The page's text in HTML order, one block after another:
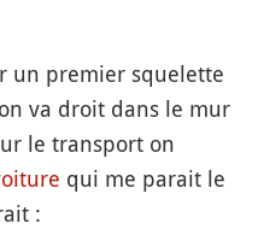
un premier squelette
va droit dans le mur
le transport on
qui me parait le
: